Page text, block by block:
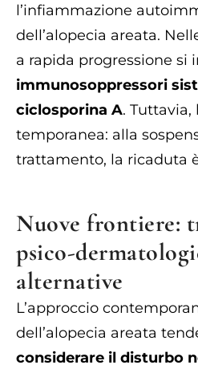
l’infiammazione
dell’alopecia areata.
a rapida progressione si
immunosoppressori
ciclosporina A. Tuttavia,
temporanea: alla
trattamento, la ricaduta
Nuove frontiere:
psico-
alternative
L’approccio
dell’alopecia areata
considerare il disturbo